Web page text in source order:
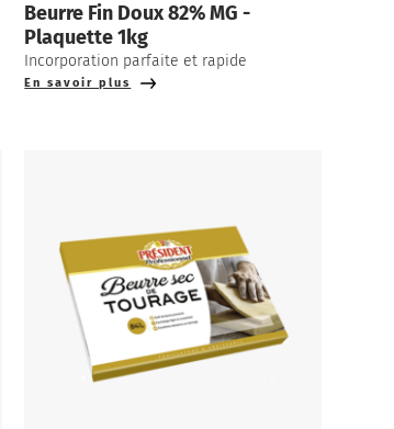
Beurre Fin Doux 82% MG -
Plaquette 1kg
Incorporation parfaite et rapide
En savoir plus